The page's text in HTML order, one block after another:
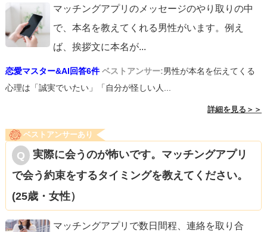
マッチングアプリのメッセージのやり取りの中
で、本名を教えてくれる男性がいます。例え
ば、挨拶文に本名が...
恋愛マスター&AI回答6件 ベストアンサー:男性が本名を伝えてくる
心理は「誠実でいたい」「自分が怪しい人...
詳細を見る＞＞
ベストアンサーあり
実際に会うのが怖いです。マッチングアプリ
で会う約束をするタイミングを教えてください。
(25歳・女性）
マッチングアプリで数日間程、連絡を取り合